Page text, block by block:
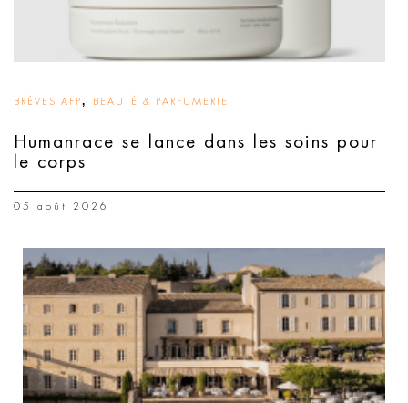
BRÈVES AFP, BEAUTÉ & PARFUMERIE
Humanrace se lance dans les soins pour
le corps
05 août 2026